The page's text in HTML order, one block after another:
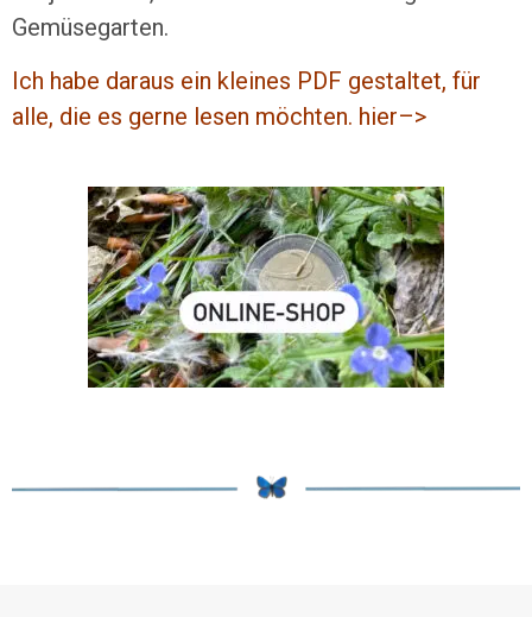
Gemüsegarten.
Ich habe daraus ein kleines PDF gestaltet, für
alle, die es gerne lesen möchten. hier–>